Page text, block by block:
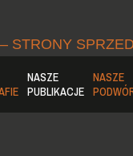
STRONY
NASZE
PUBLIKACJE
NASZE